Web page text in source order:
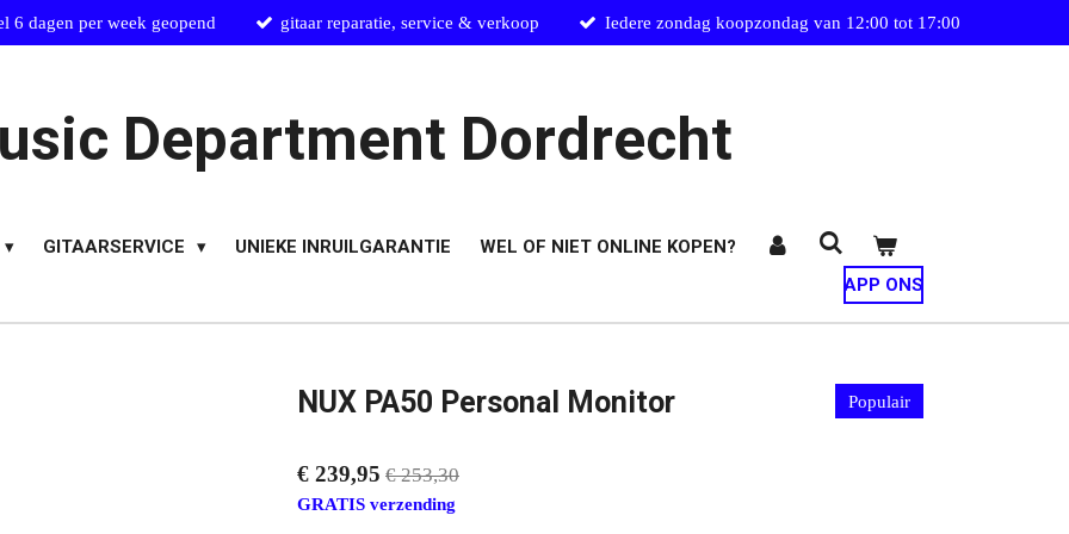
6 dagen per week geopend gitaar reparatie, service & verkoop Iedere zondag koopzondag van 12:00 tot 17:00
Department Dordrecht
GITAARSERVICE UNIEKE INRUILGARANTIE
WEL OF NIET ONLINE KOPEN?
APP ONS
NUX PA50 Personal Monitor Populair
€ 239,95 € 253,30
GRATIS verzending